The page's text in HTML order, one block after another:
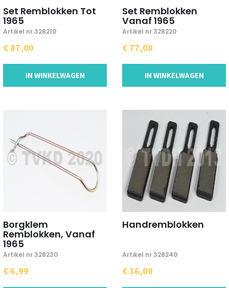
Set Remblokken Tot
1965
Artikel nr 328210
€ 87,00
IN WINKELWAGEN
Set Remblokken
Vanaf 1965
Artikel nr 328220
€ 77,00
IN WINKELWAGEN
Borgklem
Remblokken, Vanaf
1965
Artikel nr 328230
€ 6,99
Handremblokken
Artikel nr 328240
€ 36,00